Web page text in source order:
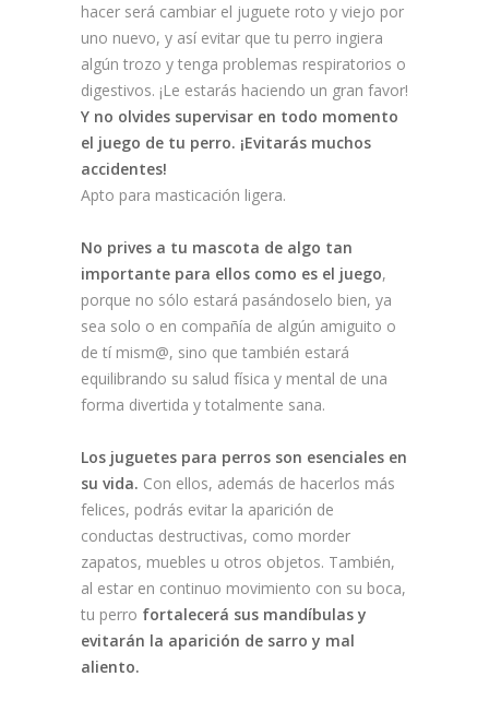
hacer será cambiar el juguete roto y viejo por
uno nuevo, y así evitar que tu perro ingiera
algún trozo y tenga problemas respiratorios o
digestivos. ¡Le estarás haciendo un gran favor!
Y no olvides supervisar en todo momento
el juego de tu perro. ¡Evitarás muchos
accidentes!
Apto para masticación ligera.
No prives a tu mascota de algo tan
importante para ellos como es el juego,
porque no sólo estará pasándoselo bien, ya
sea solo o en compañía de algún amiguito o
de tí mism@, sino que también estará
equilibrando su salud física y mental de una
forma divertida y totalmente sana.
Los juguetes para perros son esenciales en
su vida. Con ellos, además de hacerlos más
felices, podrás evitar la aparición de
conductas destructivas, como morder
zapatos, muebles u otros objetos. También,
al estar en continuo movimiento con su boca,
tu perro fortalecerá sus mandíbulas y
evitarán la aparición de sarro y mal
aliento.